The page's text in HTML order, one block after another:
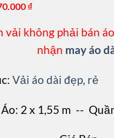
₫
vải không phải bán
nhận may áo
Vải áo dài đẹp, rẻ
2 x 1,55 m --